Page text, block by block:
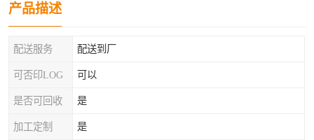
产品描述
配送服务 配送到厂
可否印LOG 可以
是否可回收 是
加工定制 是